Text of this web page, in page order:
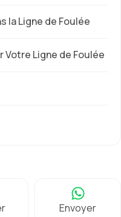
la Ligne de Foulée
Ligne de Foulée
Envoyer